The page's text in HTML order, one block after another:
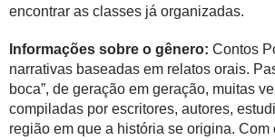
encontrar as classes já organizadas.
Informações sobre o gênero: Contos
narrativas baseadas em relatos orais.
boca”, de geração em geração, muitas
compiladas por escritores, autores,
região em que a história se origina. Com